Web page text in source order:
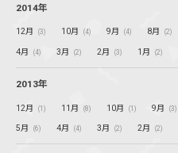
2014年
12月 (3) 10月 (4) 9月 (4) 8月 (2)
4月 (4) 3月 (2) 2月 (3) 1月 (2)
2013年
12月 (1) 11月 (8) 10月 (1) 9月 (3)
5月 (6) 4月 (4) 3月 (2) 2月 (2)